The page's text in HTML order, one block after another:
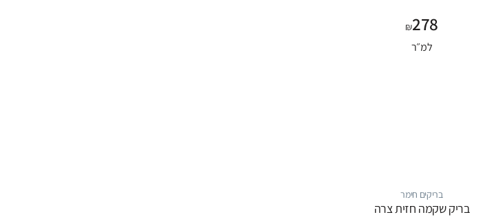
₪278
למ״ר
בריקים חימר
בריק שקמה חזית צרה